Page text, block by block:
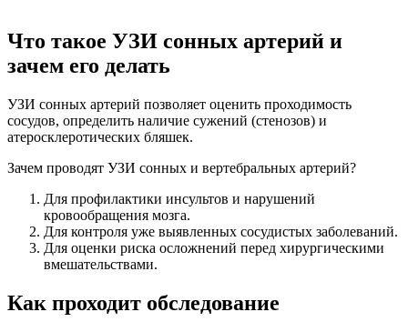
Что такое УЗИ сонных артерий и
зачем его делать
УЗИ сонных артерий позволяет оценить проходимость
сосудов, определить наличие сужений (стенозов) и
атеросклеротических бляшек.
Зачем проводят УЗИ сонных и вертебральных артерий?
Для профилактики инсультов и нарушений
кровообращения мозга.
Для контроля уже выявленных сосудистых заболеваний.
Для оценки риска осложнений перед хирургическими
вмешательствами.
Как проходит обследование